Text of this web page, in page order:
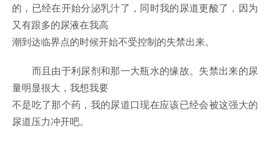
的，已经在开始分泌乳汁了，同时我的尿道更酸了，因为
又有跟多的尿液在我高
潮到达临界点的时候开始不受控制的失禁出来。
而且由于利尿剂和那一大瓶水的缘故。失禁出来的尿
量明显很大，我想我要
不是吃了那个药，我的尿道口现在应该已经会被这强大的
尿道压力冲开吧。